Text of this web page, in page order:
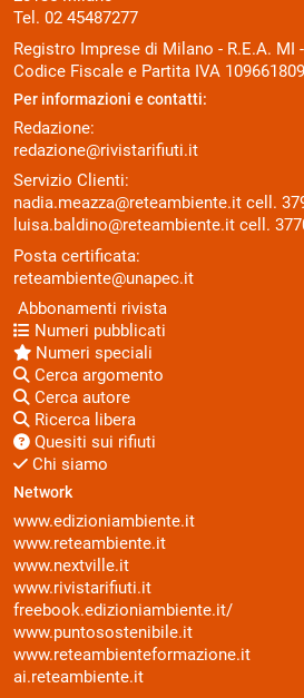
Tel. 02 45487277
Registro Imprese di Milano - R.E.A. MI
Codice Fiscale e Partita IVA
Per informazioni e contatti:
Redazione:
redazione@rivistarifiuti.it
Servizio Clienti:
nadia.meazza@reteambiente.it cell.
luisa.baldino@reteambiente.it cell.
Posta certificata:
reteambiente@unapec.it
Abbonamenti rivista
Numeri pubblicati
Numeri speciali
Cerca argomento
Cerca autore
Ricerca libera
Quesiti sui rifiuti
Chi siamo
Network
www.edizioniambiente.it
www.reteambiente.it
www.nextville.it
www.rivistarifiuti.it
freebook.edizioniambiente.it/
www.puntosostenibile.it
www.reteambienteformazione.it
ai.reteambiente.it